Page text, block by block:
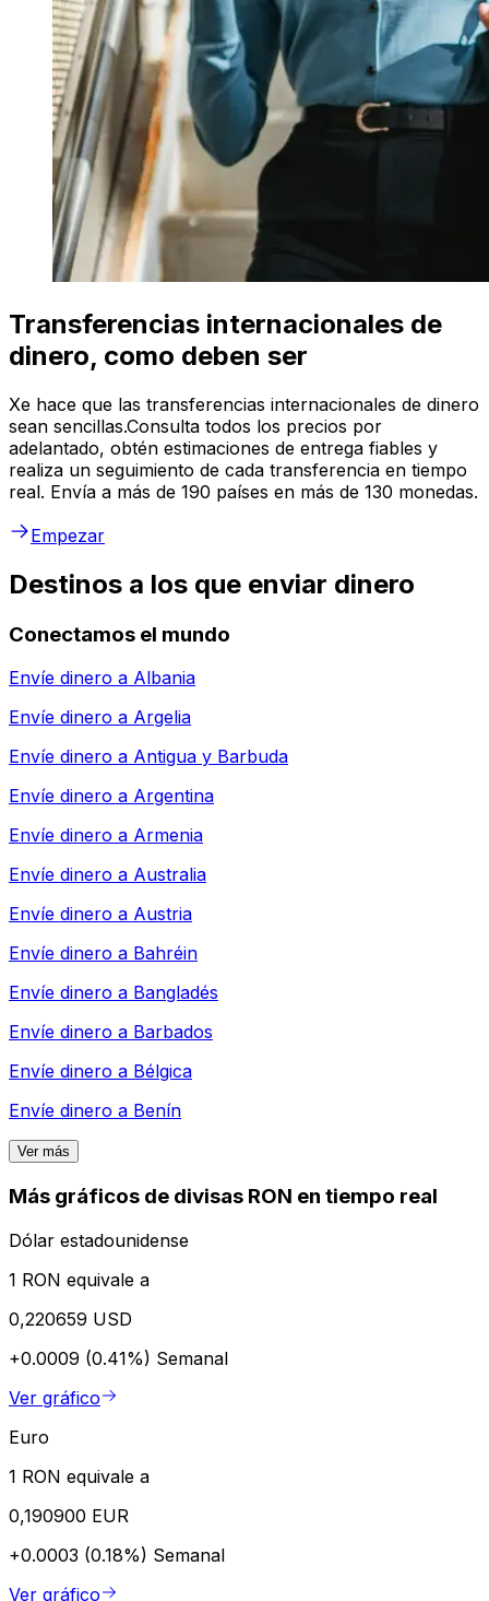
Transferencias internacionales de
dinero, como deben ser
Xe hace que las transferencias internacionales de dinero
sean sencillas.Consulta todos los precios por
adelantado, obtén estimaciones de entrega fiables y
realiza un seguimiento de cada transferencia en tiempo
real. Envía a más de 190 países en más de 130 monedas.
Empezar
Destinos a los que enviar dinero
Conectamos el mundo
Envíe dinero a Albania
Envíe dinero a Argelia
Envíe dinero a Antigua y Barbuda
Envíe dinero a Argentina
Envíe dinero a Armenia
Envíe dinero a Australia
Envíe dinero a Austria
Envíe dinero a Bahréin
Envíe dinero a Bangladés
Envíe dinero a Barbados
Envíe dinero a Bélgica
Envíe dinero a Benín
Ver más
Más gráficos de divisas RON en tiempo real
Dólar estadounidense
1 RON equivale a
0,220659 USD
+0.0009 (0.41%) Semanal
Ver gráfico
Euro
1 RON equivale a
0,190900 EUR
+0.0003 (0.18%) Semanal
Ver gráfico